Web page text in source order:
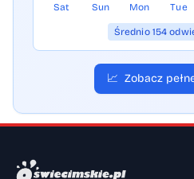
Sat Sun Mon Tue
Średnio 154
📈 Zobacz